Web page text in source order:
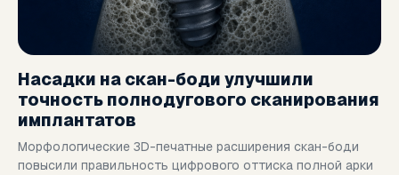
Насадки на скан-боди улучшили
точность полнодугового сканирования
имплантатов
Морфологические 3D-печатные расширения скан-боди
повысили правильность цифрового оттиска полной арки